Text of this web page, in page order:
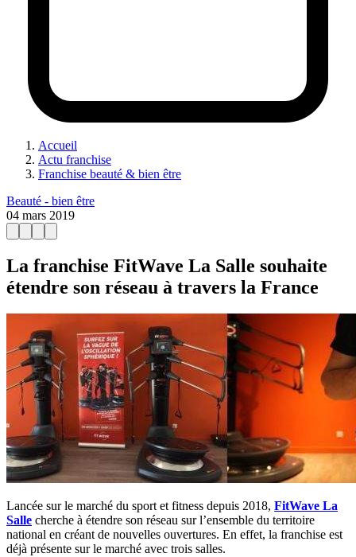
Accueil
Actu franchise
Franchise beauté & bien être
Beauté - bien être
04 mars 2019
La franchise FitWave La Salle souhaite
étendre son réseau à travers la France
Lancée sur le marché du sport et fitness depuis 2018, FitWave La
Salle cherche à étendre son réseau sur l’ensemble du territoire
national en créant de nouvelles ouvertures. En effet, la franchise est
déjà présente sur le marché avec trois salles.